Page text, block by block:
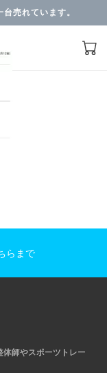
売れています。
らまで
体師やスポーツトレー